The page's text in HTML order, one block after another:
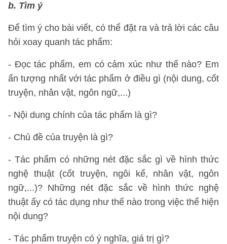
b. Tìm ý
Để tìm ý cho bài viết, có thể đặt ra và trả lời các câu
hỏi xoay quanh tác phẩm:
- Đọc tác phẩm, em có cảm xúc như thế nào? Em
ấn tượng nhất với tác phẩm ở điều gì (nội dung, cốt
truyện, nhân vật, ngôn ngữ,...)
- Nội dung chính của tác phẩm là gì?
- Chủ đề của truyện là gì?
- Tác phẩm có những nét đặc sắc gì về hình thức
nghệ thuật (cốt truyện, ngôi kể, nhân vật, ngôn
ngữ,...)? Những nét đặc sắc về hình thức nghệ
thuật ấy có tác dụng như thế nào trong việc thể hiện
nội dung?
- Tác phẩm truyện có ý nghĩa, giá trị gì?